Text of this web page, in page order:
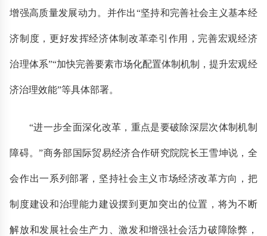
增强高质量发展动力。并作出“坚持和完善社会主义基本经
济制度，更好发挥经济体制改革牵引作用，完善宏观经济
治理体系”“加快完善要素市场化配置体制机制，提升宏观经
济治理效能”等具体部署。
“进一步全面深化改革，重点是要破除深层次体制机制
障碍。”商务部国际贸易经济合作研究院院长王雪坤说，全
会作出一系列部署，坚持社会主义市场经济改革方向，把
制度建设和治理能力建设摆到更加突出的位置，将为不断
解放和发展社会生产力、激发和增强社会活力破障除弊，